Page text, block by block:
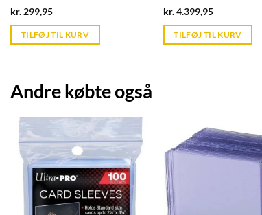
kr. 299,95Current
is:
kr. 39,95.
TILFØJ TIL KURV
kr.4.399,95Current
is:
kr. 39,95.
TILFØJ TIL KURV
Andre købte også